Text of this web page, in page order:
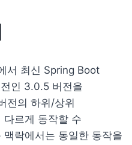
서 최신 Spring Boot
인 3.0.5 버전을
전의 하위/상위
다르게 동작할 수
락에서는 동일한 동작을